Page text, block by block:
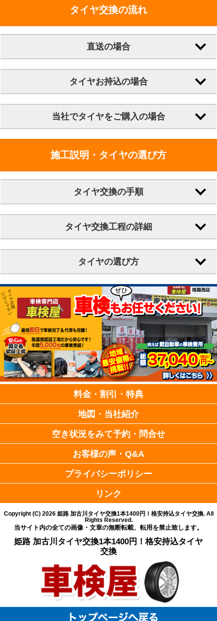
タイヤ交換の流れ
直送の場合
タイヤお持込の場合
当社でタイヤをご購入の場合
施工説明・タイヤの選び方
タイヤ交換の手順
タイヤ交換工程の詳細
タイヤの選び方
料金・割引・特典
地図・当社紹介
空き状況をみて予約・問合せ
お客様の声・Q&A
プライバシーポリシー
リンク
Copyright (C) 2026 姫路 加古川タイヤ交換1本1400円！格安持込タイヤ交換. All
Rights Reserved.
当サイト内の全ての画像・文章の無断転載、転用を禁止致します。
姫路 加古川タイヤ交換1本1400円！格安持込タイヤ
交換